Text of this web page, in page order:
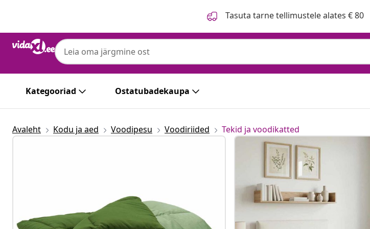
Tasuta tarne tellimustele alates € 80
Kategooriad Ostatubadekaupa
Avaleht Kodu ja aed Voodipesu Voodiriided Tekid ja voodikatted